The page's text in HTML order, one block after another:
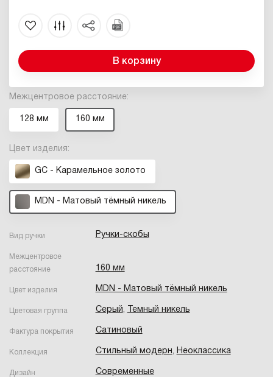
Межцентровое расстояние:
128 мм 160 мм
Цвет изделия:
GC - Карамельное золото
MDN - Матовый тёмный никель
Вид ручки Ручки-скобы
Межцентровое
расстояние
160 мм
Цвет изделия MDN - Матовый тёмный никель
Цветовая группа Серый, Темный никель
Фактура покрытия Сатиновый
Коллекция Стильный модерн, Неоклассика
Дизайн Современные
В корзину